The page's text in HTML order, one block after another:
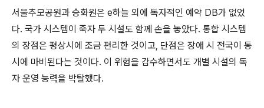
서울추모공원과 승화원은 e하늘 외에 독자적인 예약 DB가 없었
다. 국가 시스템이 죽자 두 시설도 함께 손을 놓았다. 통합 시스템
의 장점은 평상시에 조금 편리한 것이고, 단점은 장애 시 전국이 동
시에 마비된다는 것이다. 이 위험을 감수하면서도 개별 시설의 독
자 운영 능력을 박탈했다.